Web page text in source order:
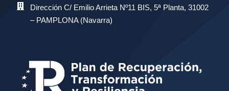
Dirección C/ Emilio Arrieta Nº11 BIS, 5ª Planta, 31002
– PAMPLONA (Navarra)